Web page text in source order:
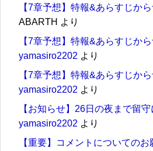
【7章予想】特報&あらすじか
ABARTH より
【7章予想】特報&あらすじか
yamasiro2202 より
【7章予想】特報&あらすじか
yamasiro2202 より
【お知らせ】26日の夜まで留守
yamasiro2202 より
【重要】コメントについての